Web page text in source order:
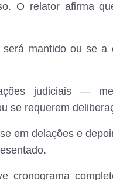
O relator afirma
mantido ou se a
judiciais —
se requerem
em delações e
cronograma